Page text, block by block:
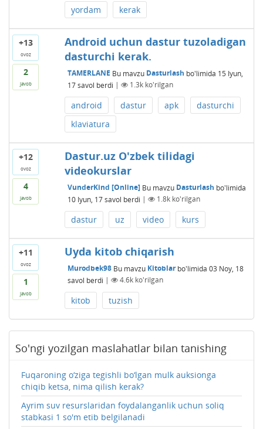
yordam
kerak
+13
ovoz
2
javob
Android uchun dastur tuzoladigan
dasturchi kerak.
TAMERLANE Bu mavzu Dasturlash bo'limida 15 Iyun,
17 savol berdi | 1.3kko'rilgan
android dastur apk
dasturchi
klaviatura
+12
ovoz
4
javob
Dastur.uz O'zbek tilidagi
videokurslar
VunderKind [Online] Bu mavzu Dasturlash bo'limida
10 Iyun, 17 savol berdi | 1.8kko'rilgan
dastur uz video kurs
+11
ovoz
1
javob
Uyda kitob chiqarish
Murodbek98 Bu mavzu Kitoblarbo'limida 03 Noy, 18
savol berdi | 4.6kko'rilgan
kitob tuzish
So'ngi yozilgan maslahatlar bilan tanishing
Fuqaroning o‘ziga tegishli bo‘lgan mulk auksionga
chiqib ketsa, nima qilish kerak?
Ayrim suv resurslaridan foydalanganlik uchun soliq
stabkasi 1 so'm etib belgilanadi